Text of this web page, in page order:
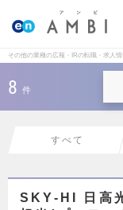
その他の業種の広報・IRの転職・求人情
8 件
すべて
SKY-HI 日高